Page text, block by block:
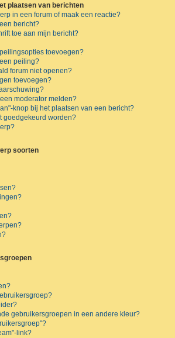
plaatsen van berichten
in een forum of maak een reactie?
bericht?
toe aan mijn bericht?
toevoegen?
peiling?
forum niet openen?
toevoegen?
moderator melden?
knop bij het plaatsen van een bericht?
goedgekeurd worden?
soorten
gebruikersgroepen in een andere kleur?
link?